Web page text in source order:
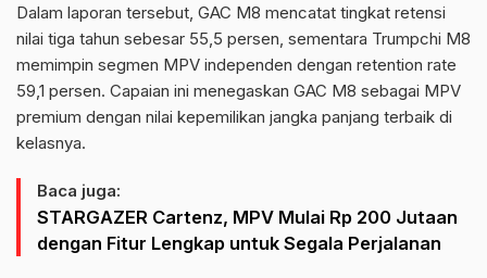
Dalam laporan tersebut, GAC M8 mencatat tingkat retensi
nilai tiga tahun sebesar 55,5 persen, sementara Trumpchi M8
memimpin segmen MPV independen dengan retention rate
59,1 persen. Capaian ini menegaskan GAC M8 sebagai MPV
premium dengan nilai kepemilikan jangka panjang terbaik di
kelasnya.
Baca juga:
STARGAZER Cartenz, MPV Mulai Rp 200 Jutaan
dengan Fitur Lengkap untuk Segala Perjalanan